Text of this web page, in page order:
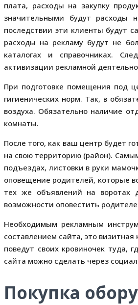
плата, расходы на закупку
значительными будут расходы
последствии эти клиенты будут
расходы на рекламу будут не
каталогах и справочниках.
активизации рекламной
При подготовке помещения под
гигиенических норм. Так, в
воздуха. Обязательно наличие
комнаты.
После того, как ваш центр будет
на свою территорию (район).
подъездах, листовки в руки
оповещение родителей, которые
тех же объявлений на воротах
возможности оповестить
Необходимым рекламным
составлением сайта, это
поведут своих кровиночек туда,
сайта можно сделать через
Покупка